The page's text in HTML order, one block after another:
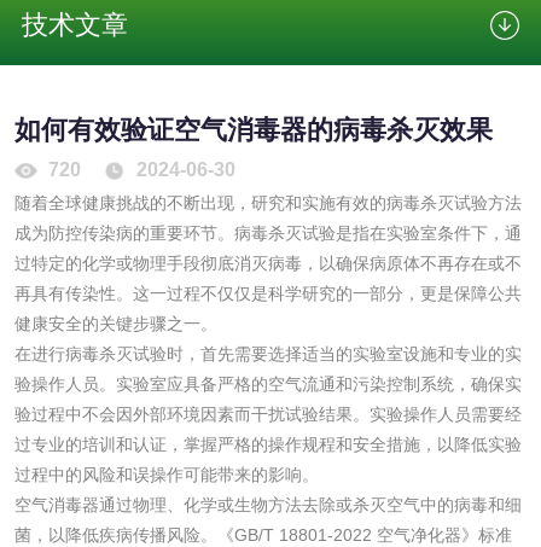
技术文章
如何有效验证空气消毒器的病毒杀灭效果
720 2024-06-30
随着全球健康挑战的不断出现，研究和实施有效的病毒杀灭试验方法
成为防控传染病的重要环节。病毒杀灭试验是指在实验室条件下，通
过特定的化学或物理手段彻底消灭病毒，以确保病原体不再存在或不
再具有传染性。这一过程不仅仅是科学研究的一部分，更是保障公共
健康安全的关键步骤之一。
在进行病毒杀灭试验时，首先需要选择适当的实验室设施和专业的实
验操作人员。实验室应具备严格的空气流通和污染控制系统，确保实
验过程中不会因外部环境因素而干扰试验结果。实验操作人员需要经
过专业的培训和认证，掌握严格的操作规程和安全措施，以降低实验
过程中的风险和误操作可能带来的影响。
空气消毒器通过物理、化学或生物方法去除或杀灭空气中的病毒和细
菌，以降低疾病传播风险。《GB/T 18801-2022 空气净化器》标准
非金属材料
光触媒检测
消毒产品
成分分析配方研发 驱蚊检测
霉菌污染分析